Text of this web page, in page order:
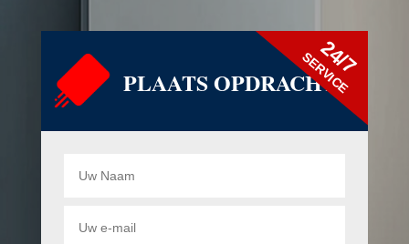
PLAATS OPDRACHT
24/7
SERVICE